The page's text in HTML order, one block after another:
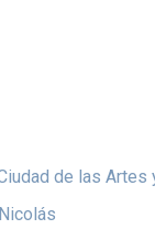
de las Artes